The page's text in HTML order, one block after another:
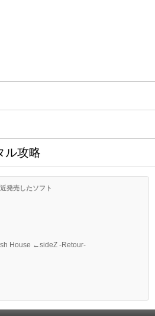
ル攻略
発売したソフト
House ←sideZ -Retour-